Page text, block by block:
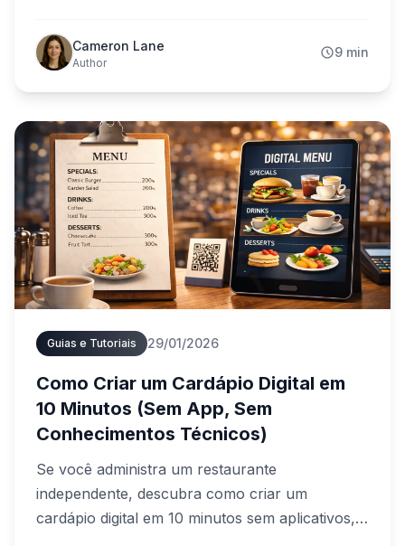
convidar um colaborador e manter seu
cardápio sempre atualizado.
Cameron Lane
Author
9 min
Guias e Tutoriais 29/01/2026
Como Criar um Cardápio Digital em
10 Minutos (Sem App, Sem
Conhecimentos Técnicos)
Se você administra um restaurante
independente, descubra como criar um
cardápio digital em 10 minutos sem aplicativos,